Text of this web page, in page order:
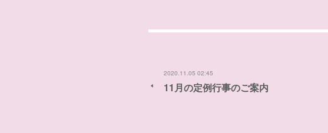
2020.11.05 02:45
11月の定例行事のご案内